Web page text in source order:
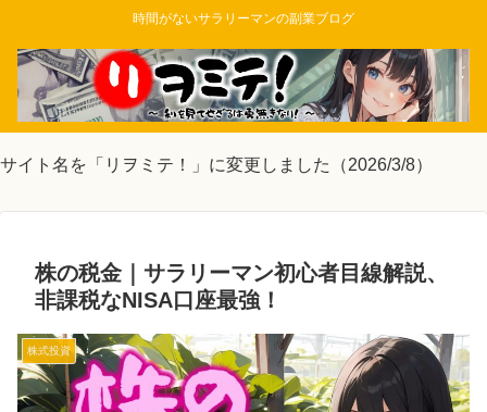
時間がないサラリーマンの副業ブログ
サイト名を「リヲミテ！」に変更しました（2026/3/8）
株の税金｜サラリーマン初心者目線解説、
非課税なNISA口座最強！
株式投資